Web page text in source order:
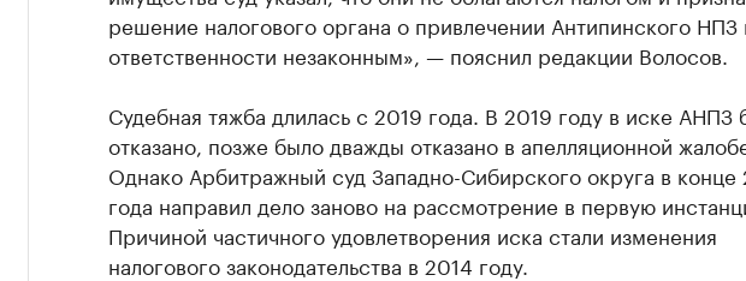
решение налогового органа о привлечении Антипинского НПЗ
ответственности незаконным», — пояснил редакции Волосов.
Судебная тяжба длилась с 2019 года. В 2019 году в иске АНПЗ
отказано, позже было дважды отказано в апелляционной
Однако Арбитражный суд Западно-Сибирского округа в
года направил дело заново на рассмотрение в первую
Причиной частичного удовлетворения иска стали изменения
налогового законодательства в 2014 году.